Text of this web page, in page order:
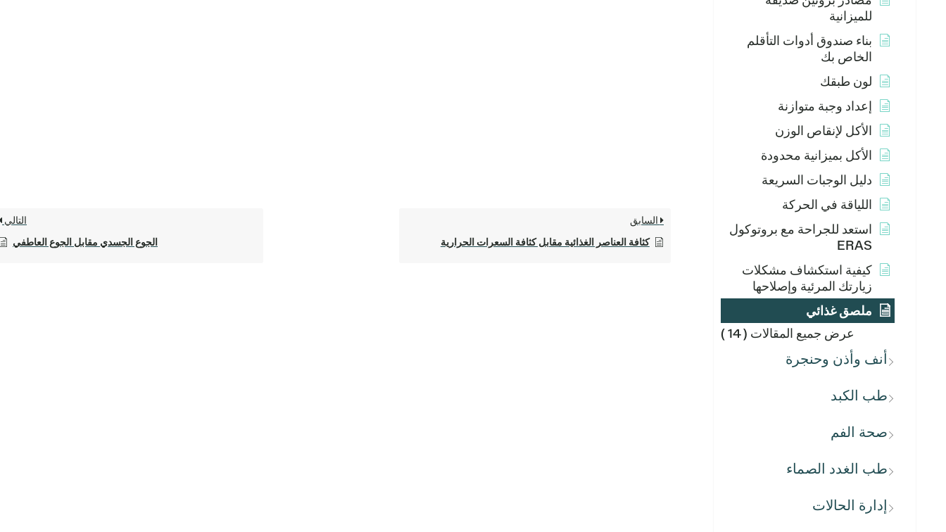
للميزانية
بناء صندوق أدوات التأقلم
الخاص بك
لون طبقك
إعداد وجبة متوازنة
الأكل لإنقاص الوزن
الأكل بميزانية محدودة
دليل الوجبات السريعة
اللياقة في الحركة
استعد للجراحة مع بروتوكول
ERAS
كيفية استكشاف مشكلات
زيارتك المرئية وإصلاحها
ملصق غذائي
عرض جميع المقالات ( 14 )
أنف وأذن وحنجرة
طب الكبد
صحة الفم
طب الغدد الصماء
إدارة الحالات
السابق
كثافة العناصر الغذائية مقابل كثافة السعرات الحرارية
التالي
الجوع الجسدي مقابل الجوع العاطفي